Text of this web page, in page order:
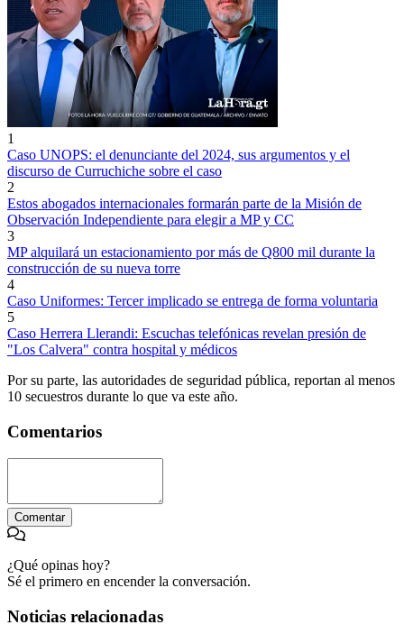
1
Caso UNOPS: el denunciante del 2024, sus argumentos y el
discurso de Curruchiche sobre el caso
2
Estos abogados internacionales formarán parte de la Misión de
Observación Independiente para elegir a MP y CC
3
MP alquilará un estacionamiento por más de Q800 mil durante la
construcción de su nueva torre
4
Caso Uniformes: Tercer implicado se entrega de forma voluntaria
5
Caso Herrera Llerandi: Escuchas telefónicas revelan presión de
"Los Calvera" contra hospital y médicos
Por su parte, las autoridades de seguridad pública, reportan al menos
10 secuestros durante lo que va este año.
Comentarios
Comentar
¿Qué opinas hoy?
Sé el primero en encender la conversación.
Noticias relacionadas